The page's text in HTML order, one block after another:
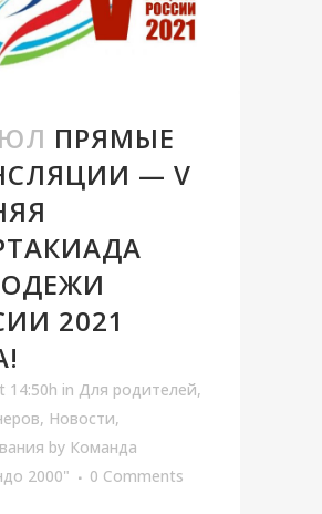
ПРЯМЫЕ
— V
2021
14:50h in Для родителей,
, Новости,
by Команда
2000"
0 Comments